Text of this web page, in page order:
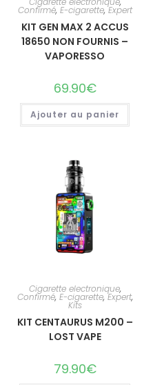
Confirmé, E-cigarette,Expert
KIT GEN MAX 2 ACCUS
18650 NON FOURNIS –
VAPORESSO
69.90€
Ajouter au panier
Cigarette electronique,
Confirmé, E-cigarette, Expert,
Kits
KIT CENTAURUS M200 –
LOST VAPE
79.90€